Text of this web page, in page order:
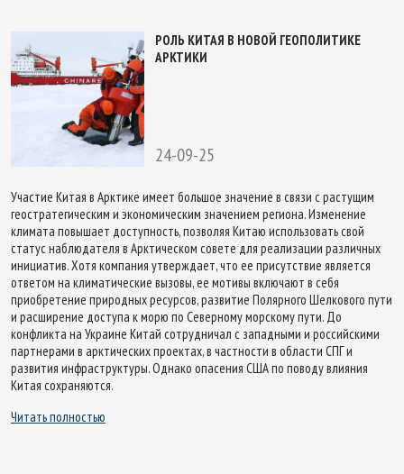
РОЛЬ КИТАЯ В НОВОЙ ГЕОПОЛИТИКЕ
АРКТИКИ
24-09-25
Участие Китая в Арктике имеет большое значение в связи с растущим
геостратегическим и экономическим значением региона. Изменение
климата повышает доступность, позволяя Китаю использовать свой
статус наблюдателя в Арктическом совете для реализации различных
инициатив. Хотя компания утверждает, что ее присутствие является
ответом на климатические вызовы, ее мотивы включают в себя
приобретение природных ресурсов, развитие Полярного Шелкового пути
и расширение доступа к морю по Северному морскому пути. До
конфликта на Украине Китай сотрудничал с западными и российскими
партнерами в арктических проектах, в частности в области СПГ и
развития инфраструктуры. Однако опасения США по поводу влияния
Китая сохраняются.
Читать полностью